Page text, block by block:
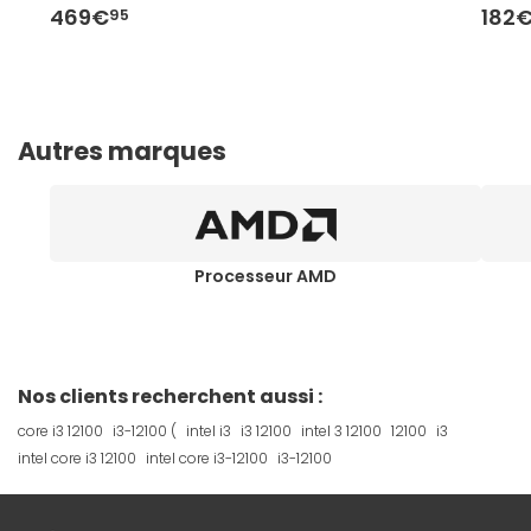
469€95
Autres marques
Processeur AMD
Nos clients recherchent aussi :
core i3 12100 i3-12100 ( intel i3 i3 12100 intel 3 12100 12100 i3
intel core i3 12100 intel core i3-12100 i3-12100